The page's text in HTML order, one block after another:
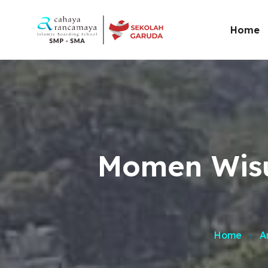
Home
Visi
Momen
Home